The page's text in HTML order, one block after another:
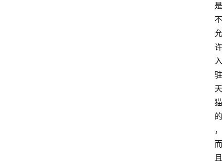
是
不
允
许
入
驻
天
猫
的
，
而
且